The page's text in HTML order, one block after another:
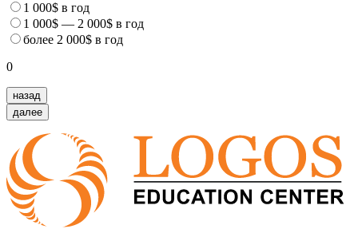
1 000$ в год
1 000$ — 2 000$ в год
более 2 000$ в год
0
назад
далее